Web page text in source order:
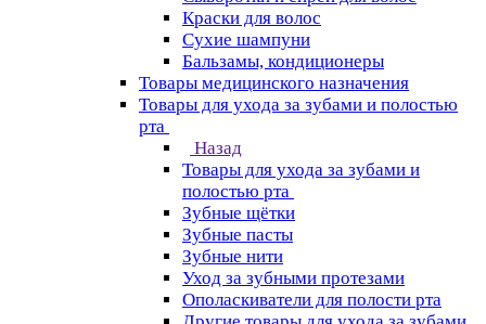
Краски для волос
Сухие шампуни
Бальзамы, кондиционеры
Товары медицинского назначения
Товары для ухода за зубами и полостью
рта
Назад
Товары для ухода за зубами и
полостью рта
Зубные щётки
Зубные пасты
Зубные нити
Уход за зубными протезами
Ополаскиватели для полости рта